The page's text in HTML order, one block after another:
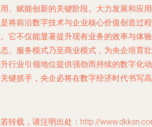
、赋能创新的关键阶段。大力发展和应
将前沿数字技术与企业核心价值创造过
它不仅能显著提升现有业务的效率与体
、服务模式乃至商业模式，为央企培育
行业引领地位提供强劲而持续的数字化
键抓手，央企必将在数字经济时代书写
转载，请注明出处：http://